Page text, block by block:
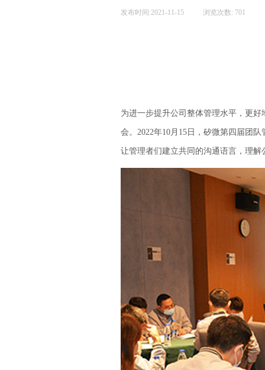
发布时间:2021-11-15 浏览次数: 701
为进一步提升公司整体管理水平 ， 更好
会。 2022年10月15日，矽微第四届团
让管理者们建立共同的沟通语言，理